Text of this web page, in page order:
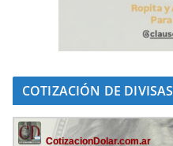
COTIZACIÓN DE DIVISAS